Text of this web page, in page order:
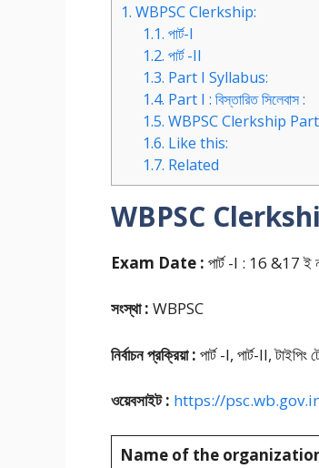
1. WBPSC Clerkship:
1.1. পার্ট-I
1.2. পার্ট -II
1.3. Part I Syllabus:
1.4. Part I : বিস্তারিত সিলেবাস :
1.5. WBPSC Clerkship
1.6. Like this:
1.7. Related
WBPSC
Exam Date : পার্ট -I : 16 &17
সংস্থা : WBPSC
নির্বাচন প্রক্রিয়া : পার্ট -I, পার্ট-II, টাইপিং
ওয়েবসাইট : https://
Name of the